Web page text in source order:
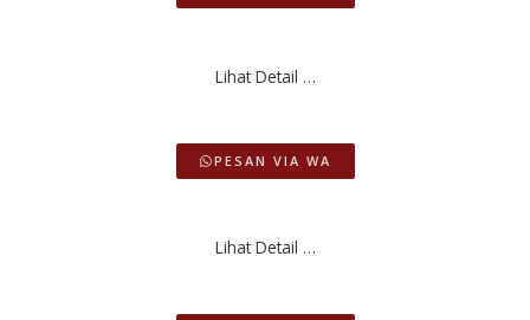
Lihat Detail …
PESAN VIA WA
Lihat Detail …